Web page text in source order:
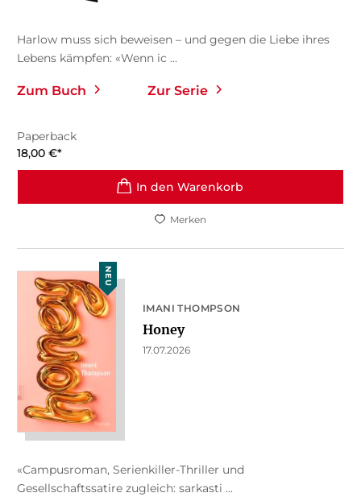
Harlow muss sich beweisen – und gegen die Liebe ihres
Lebens kämpfen: «Wenn ic ...
Zum Buch Zur Serie
Paperback
18,00 €*
In den Warenkorb
Merken
NEU
IMANI THOMPSON
Honey
17.07.2026
«Campusroman, Serienkiller-Thriller und
Gesellschaftssatire zugleich: sarkasti ...